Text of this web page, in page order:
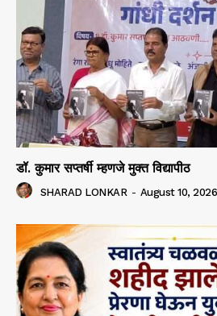
डॉ. कुमार सप्तर्षी म्हणजे मुक्त विद्यापीठ
SHARAD LONKAR - August 10, 2026